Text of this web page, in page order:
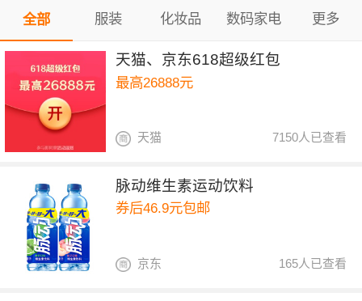
全部 服装 化妆品 数码家电 更多
天猫、京东618超级红包
最高26888元
7150人已查看
天猫
脉动维生素运动饮料
券后46.9元包邮
165人已查看
京东